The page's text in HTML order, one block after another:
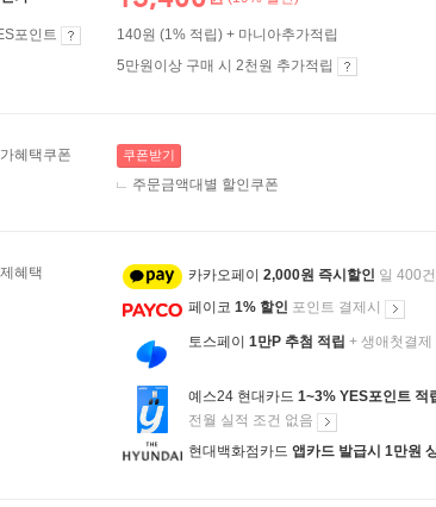
포인트
140원 (1% 적립) + 마니아추가적립
5만원이상 구매 시 2천원 추가적립
혜택쿠폰 쿠폰받기
주문금액대별 할인쿠폰
혜택 카카오페이 2,000원 즉시할인 일 400
페이코 1% 할인 포인트 결제시
토스페이 1만P 추첨 적립 + 생애첫결제
예스24 현대카드 1~3% YES포인트 적
전월 실적 조건 없음
현대백화점카드 앱카드 발급시 1만원